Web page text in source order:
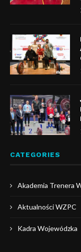
CATEGORIES
Akademia Trenera
Aktualności WZPC
Kadra Wojewódzka